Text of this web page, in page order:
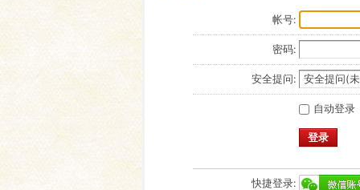
帐号:
密码:
安全提问:
自动登录
登录
快捷登录: